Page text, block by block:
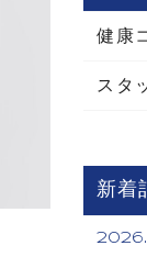
健康
スタ
新着